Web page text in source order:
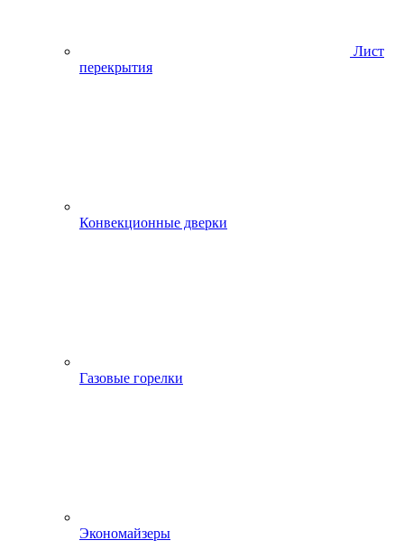
Лист
перекрытия
Конвекционные дверки
Газовые горелки
Экономайзеры